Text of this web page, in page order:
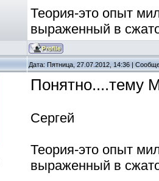
Теория-это опыт
выраженный в
Дата: Пятница, 27.07.2012, 14:36 |
Понятно....тему
Сергей
Теория-это опыт
выраженный в